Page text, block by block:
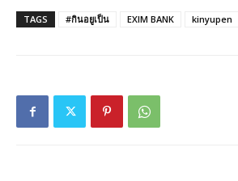
TAGS #กินอยูเป็น EXIM BANK kinyupen